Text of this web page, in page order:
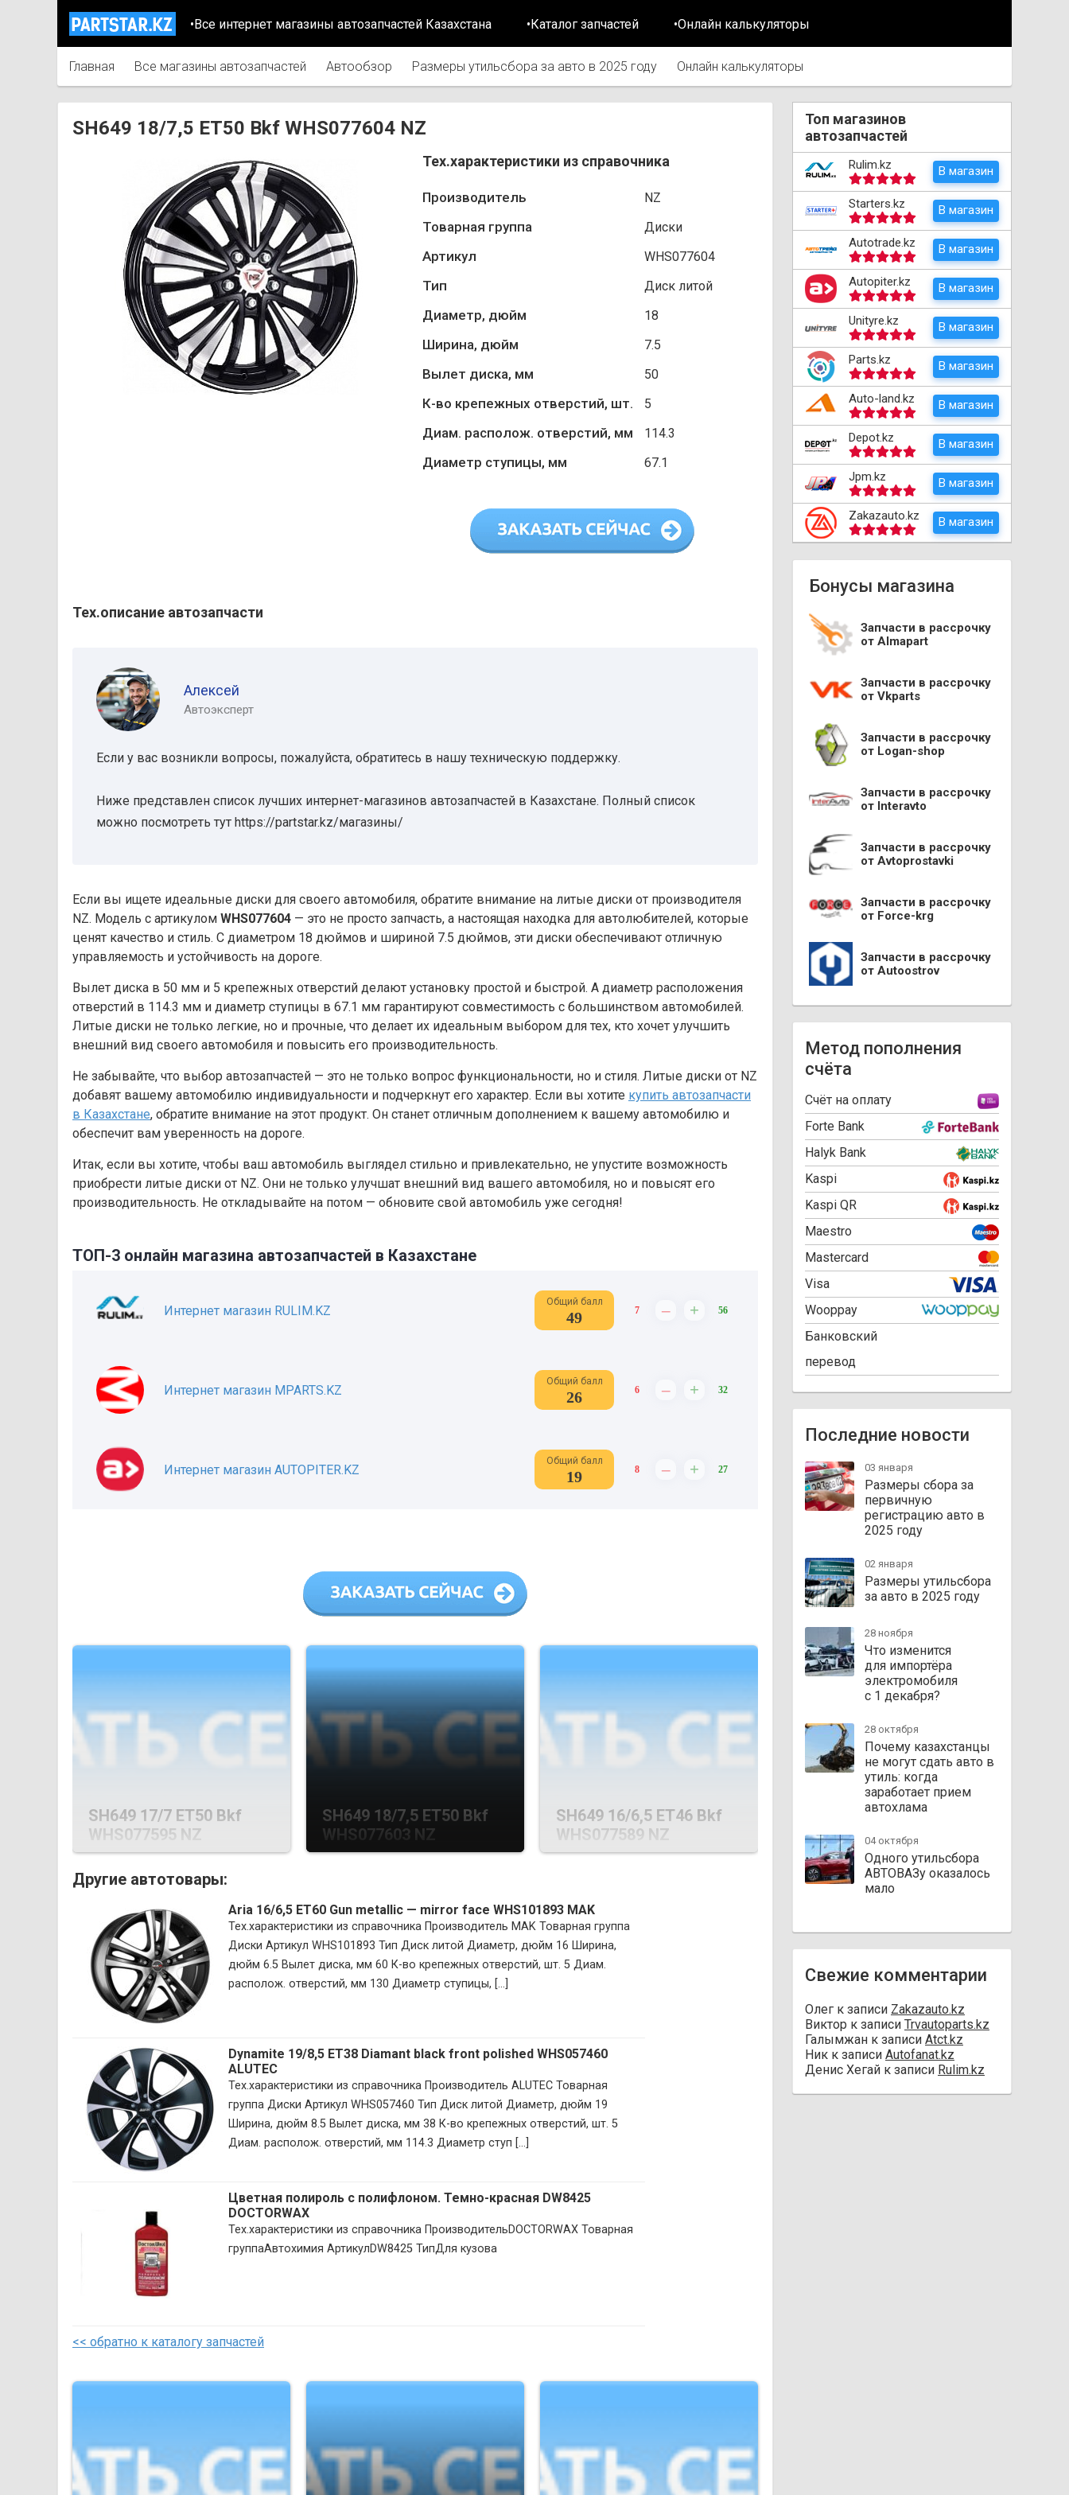
•Все интернет магазины автозапчастей Казахстана •Каталог запчастей •Онлайн калькуляторы
Главная Все магазины автозапчастей Автообзор Размеры утильсбора за авто в 2025 году Онлайн калькуляторы
SH649 18/7,5 ET50 Bkf WHS077604 NZ
Тех.характеристики из справочника
Производитель NZ
Товарная группа Диски
Артикул WHS077604
Тип Диск литой
Диаметр, дюйм 18
Ширина, дюйм 7.5
Вылет диска, мм 50
К-во крепежных отверстий, шт. 5
Диам. располож. отверстий, мм 114.3
Диаметр ступицы, мм 67.1
Тех.описание автозапчасти
Алексей
Автоэксперт
Если у вас возникли вопросы, пожалуйста, обратитесь в нашу техническую поддержку.
Ниже представлен список лучших интернет-магазинов автозапчастей в Казахстане. Полный список
можно посмотреть тут https://partstar.kz/магазины/
Если вы ищете идеальные диски для своего автомобиля, обратите внимание на литые диски от производителя
NZ. Модель с артикулом WHS077604 — это не просто запчасть, а настоящая находка для автолюбителей, которые
ценят качество и стиль. С диаметром 18 дюймов и шириной 7.5 дюймов, эти диски обеспечивают отличную
управляемость и устойчивость на дороге.
Вылет диска в 50 мм и 5 крепежных отверстий делают установку простой и быстрой. А диаметр расположения
отверстий в 114.3 мм и диаметр ступицы в 67.1 мм гарантируют совместимость с большинством автомобилей.
Литые диски не только легкие, но и прочные, что делает их идеальным выбором для тех, кто хочет улучшить
внешний вид своего автомобиля и повысить его производительность.
Не забывайте, что выбор автозапчастей — это не только вопрос функциональности, но и стиля. Литые диски от NZ
добавят вашему автомобилю индивидуальности и подчеркнут его характер. Если вы хотите купить автозапчасти
в Казахстане, обратите внимание на этот продукт. Он станет отличным дополнением к вашему автомобилю и
обеспечит вам уверенность на дороге.
Итак, если вы хотите, чтобы ваш автомобиль выглядел стильно и привлекательно, не упустите возможность
приобрести литые диски от NZ. Они не только улучшат внешний вид вашего автомобиля, но и повысят его
производительность. Не откладывайте на потом — обновите свой автомобиль уже сегодня!
ТОП-3 онлайн магазина автозапчастей в Казахстане
Интернет магазин RULIM.KZ
Общий балл
49 7 – + 56
Интернет магазин MPARTS.KZ
Общий балл
26 6 – + 32
Интернет магазин AUTOPITER.KZ
Общий балл
19 8 – + 27
SH649 17/7 ET50 Bkf
WHS077595 NZ
SH649 18/7,5 ET50 Bkf
WHS077603 NZ
SH649 16/6,5 ET46 Bkf
WHS077589 NZ
Другие автотовары:
Aria 16/6,5 ET60 Gun metallic — mirror face WHS101893 MAK
Тех.характеристики из справочника Производитель MAK Товарная группа
Диски Артикул WHS101893 Тип Диск литой Диаметр, дюйм 16 Ширина,
дюйм 6.5 Вылет диска, мм 60 К-во крепежных отверстий, шт. 5 Диам.
располож. отверстий, мм 130 Диаметр ступицы, [...]
Dynamite 19/8,5 ET38 Diamant black front polished WHS057460
ALUTEC
Тех.характеристики из справочника Производитель ALUTEC Товарная
группа Диски Артикул WHS057460 Тип Диск литой Диаметр, дюйм 19
Ширина, дюйм 8.5 Вылет диска, мм 38 К-во крепежных отверстий, шт. 5
Диам. располож. отверстий, мм 114.3 Диаметр ступ [...]
Цветная полироль с полифлоном. Темно-красная DW8425
DOCTORWAX
Тех.характеристики из справочника ПроизводительDOCTORWAX Товарная
группаАвтохимия АртикулDW8425 ТипДля кузова
<< обратно к каталогу запчастей
Топ магазинов
автозапчастей
Rulim.kz В магазин
Starters.kz В магазин
Autotrade.kz В магазин
Autopiter.kz В магазин
Unityre.kz В магазин
Parts.kz В магазин
Auto-land.kz В магазин
Depot.kz В магазин
Jpm.kz В магазин
Zakazauto.kz В магазин
Бонусы магазина
Запчасти в рассрочку
от Almapart
Запчасти в рассрочку
от Vkparts
Запчасти в рассрочку
от Logan-shop
Запчасти в рассрочку
от Interavto
Запчасти в рассрочку
от Avtoprostavki
Запчасти в рассрочку
от Force-krg
Запчасти в рассрочку
от Autoostrov
Метод пополнения
счёта
Cчёт на оплату
Forte Bank
Halyk Bank
Kaspi
Kaspi QR
Maestro
Mastercard
Visa
Wooppay
Банковский
перевод
Последние новости
03 января
Размеры сбора за
первичную
регистрацию авто в
2025 году
02 января
Размеры утильсбора
за авто в 2025 году
28 ноября
Что изменится
для импортёра
электромобиля
с 1 декабря?
28 октября
Почему казахстанцы
не могут сдать авто в
утиль: когда
заработает прием
автохлама
04 октября
Одного утильсбора
АВТОВАЗу оказалось
мало
Свежие комментарии
Олег к записи Zakazauto.kz
Виктор к записи Trvautoparts.kz
Галымжан к записи Atct.kz
Ник к записи Autofanat.kz
Денис Хегай к записи Rulim.kz